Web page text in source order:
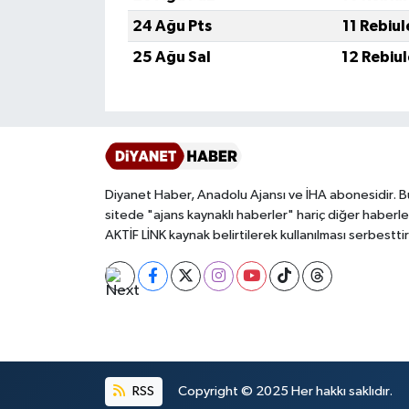
24 Ağu Pts
11
25 Ağu Sal
12
Diyanet Haber, Anadolu Ajansı ve İHA abonesidir.
sitede "ajans kaynaklı haberler" hariç diğer
AKTİF LİNK kaynak belirtilerek kullanılması
RSS Copyright © 2025 Her hakkı saklıdır.
Hakkari Müftülüğü
Iğdır Müftülüğü
Isparta Müftülüğü
İzmir Müftülüğü
Karabük Müftülüğü